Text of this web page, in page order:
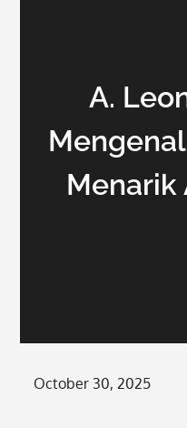
A.
Menarik
Posted
October 30, 2025